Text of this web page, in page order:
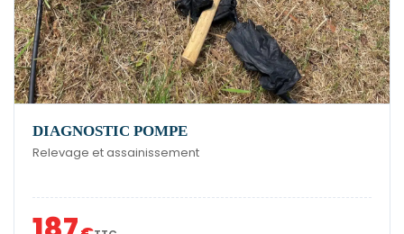
DIAGNOSTIC POMPE
Relevage et assainissement